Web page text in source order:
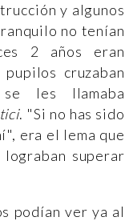
y algunos
no tenían
2 años eran
cruzaban
les llamaba
. "Si no has sido
era el lema que
superar
podían ver ya al